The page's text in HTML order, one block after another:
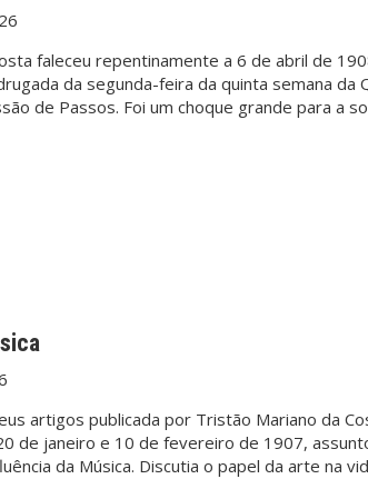
faleceu repentinamente a 6 de abril de
da segunda-feira da quinta semana da
de Passos. Foi um choque grande para a
artigos publicada por Tristão Mariano da
de janeiro e 10 de fevereiro de 1907,
da Música. Discutia o papel da arte na